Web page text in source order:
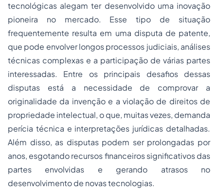
tecnológicas alegam ter desenvolvido uma inovação
pioneira no mercado. Esse tipo de situação
frequentemente resulta em uma disputa de patente,
que pode envolver longos processos judiciais, análises
técnicas complexas e a participação de várias partes
interessadas. Entre os principais desafios dessas
disputas está a necessidade de comprovar a
originalidade da invenção e a violação de direitos de
propriedade intelectual, o que, muitas vezes, demanda
perícia técnica e interpretações jurídicas detalhadas.
Além disso, as disputas podem ser prolongadas por
anos, esgotando recursos financeiros significativos das
partes envolvidas e gerando atrasos no
desenvolvimento de novas tecnologias.